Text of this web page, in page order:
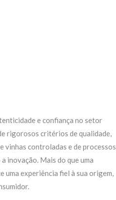
e confiança no setor
rigorosos critérios de qualidade,
vinhas controladas e de processos
inovação. Mais do que uma
uma experiência fiel à sua origem,